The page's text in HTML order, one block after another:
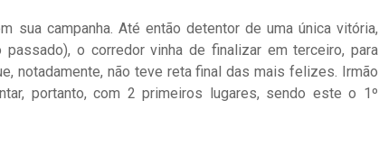
sua campanha. Até então detentor de uma única vitória,
o corredor vinha de finalizar em terceiro, para
notadamente, não teve reta final das mais felizes. Irmão
portanto, com 2 primeiros lugares, sendo este o 1º